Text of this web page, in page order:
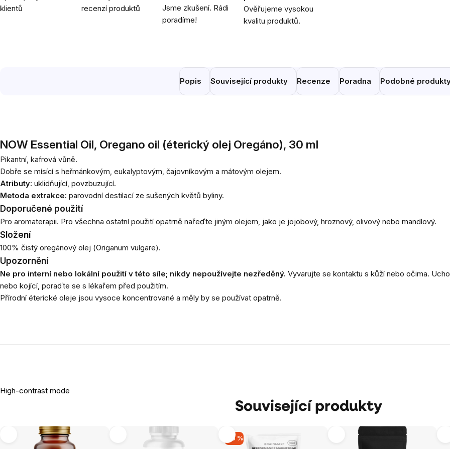
klientů
recenzí produktů
Jsme zkušení. Rádi
poradíme!
Ověřujeme vysokou
kvalitu produktů.
Popis Související produkty Recenze Poradna Podobné
NOW Essential Oil, Oregano oil (éterický olej Oregáno), 30 ml
Pikantní, kafrová vůně.
Dobře se mísící s heřmánkovým, eukalyptovým, čajovníkovým a mátovým olejem.
Atributy: uklidňující, povzbuzující.
Metoda extrakce: parovodní destilací ze sušených květů byliny.
Doporučené použití
Pro aromaterapii. Pro všechna ostatní použití opatrně nařeďte jiným olejem, jako je jojobový, hroznový, olivový nebo mandlový.
Složení
100% čistý oregánový olej (Origanum vulgare).
Upozornění
Ne pro interní nebo lokální použití v této síle; nikdy nepoužívejte nezředěný. Vyvarujte se kontaktu s kůží nebo očima.
nebo kojící, poraďte se s lékařem před použitím.
Přírodní éterické oleje jsou vysoce koncentrované a měly by se používat opatrně.
High-contrast mode
Související produkty
-16 %